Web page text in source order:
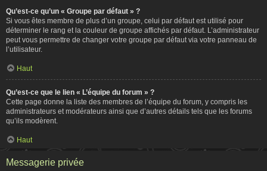
Qu’est-ce qu’un « Groupe par défaut » ?
Si vous êtes membre de plus d’un groupe, celui par défaut est utilisé pour
déterminer le rang et la couleur de groupe affichés par défaut. L’administrateur
peut vous permettre de changer votre groupe par défaut via votre panneau de
l’utilisateur.
Haut
Qu’est-ce que le lien « L’équipe du forum » ?
Cette page donne la liste des membres de l’équipe du forum, y compris les
administrateurs et modérateurs ainsi que d’autres détails tels que les forums
qu’ils modèrent.
Haut
Messagerie privée